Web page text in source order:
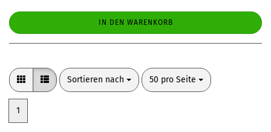
IN DEN WARENKORB
Sortieren nach
Sortieren nach 50 pro Seite
pro Seite
1